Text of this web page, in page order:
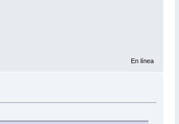
En línea